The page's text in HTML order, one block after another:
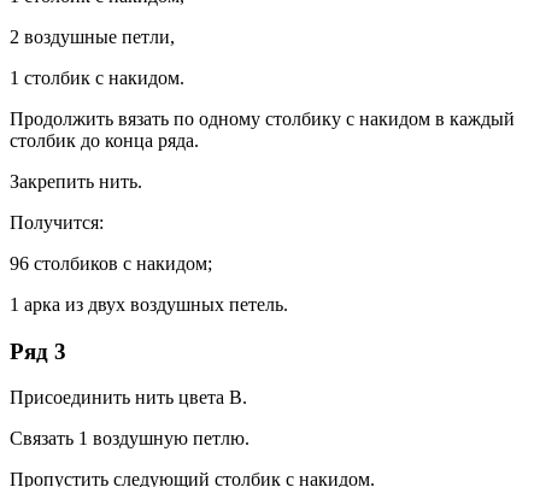
2 воздушные петли,
1 столбик с накидом.
Продолжить вязать по одному столбику с накидом в каждый
столбик до конца ряда.
Закрепить нить.
Получится:
96 столбиков с накидом;
1 арка из двух воздушных петель.
Ряд 3
Присоединить нить цвета В.
Связать 1 воздушную петлю.
Пропустить следующий столбик с накидом.